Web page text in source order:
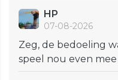
HP
07-08-2026
Zeg, de bedoeling
speel nou even mee